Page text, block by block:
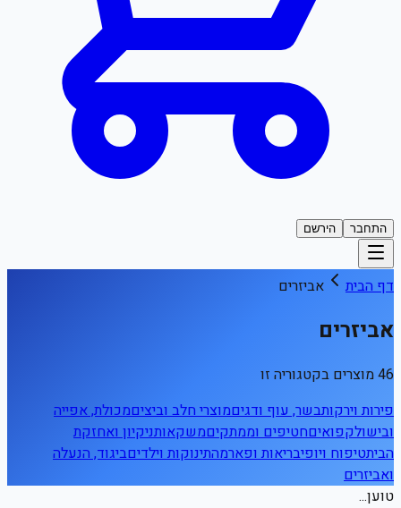
התחבר הירשם
דף הבית אביזרים
אביזרים
46 מוצרים בקטגוריה זו
פירות וירקותבשר, עוף ודגיםמוצרי חלב וביציםמכולת, אפייה
ובישולקפואיםחטיפים וממתקיםמשקאותניקיון ואחזקת
הביתטיפוח ויופיבריאות ופארמהתינוקות וילדיםביגוד, הנעלה
ואביזרים
טוען...